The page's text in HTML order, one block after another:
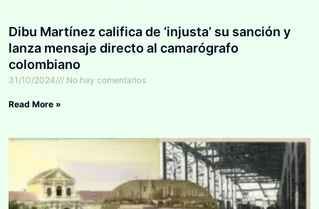
Dibu Martínez califica de ‘injusta’ su sanción y
lanza mensaje directo al camarógrafo
colombiano
31/10/2024 No hay comentarios
Read More »